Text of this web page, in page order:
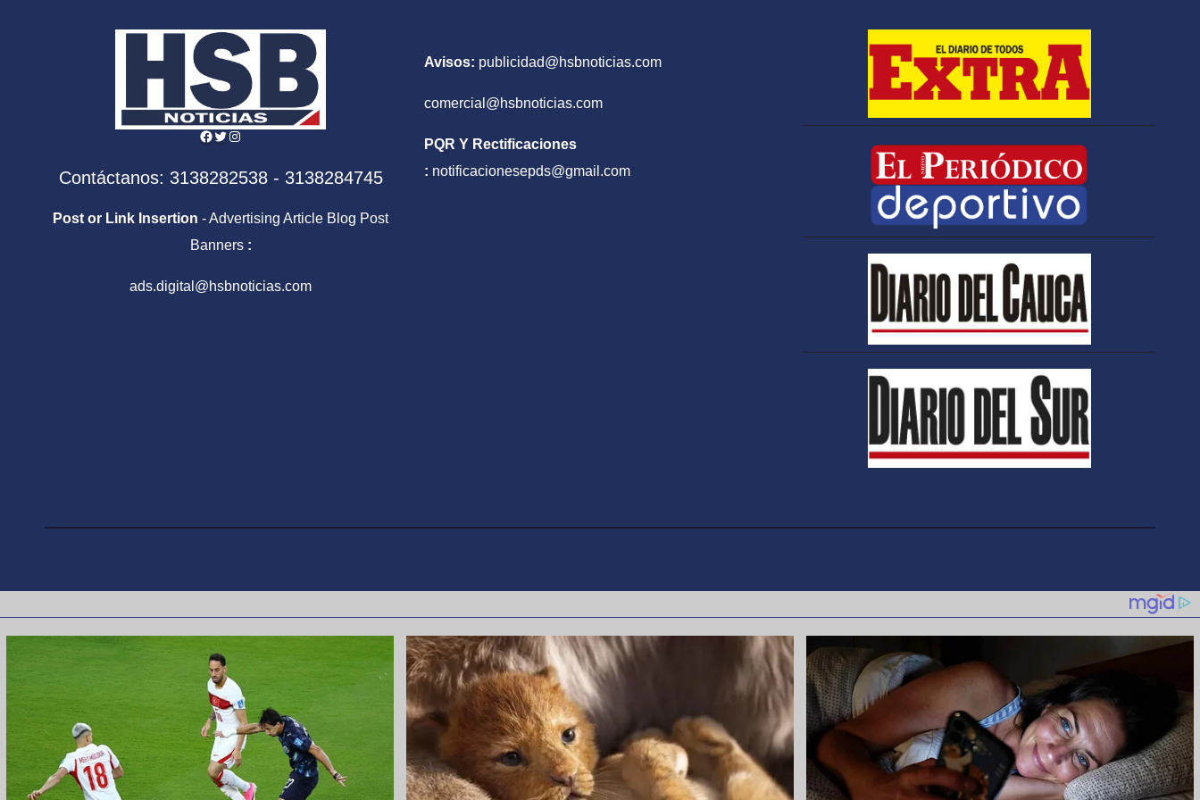
Facebook
Twitter
Instagram
Contáctanos: 3138282538 - 3138284745
Post or Link Insertion - Advertising Article Blog Post
Banners :
ads.digital@hsbnoticias.com
Avisos: publicidad@hsbnoticias.com
comercial@hsbnoticias.com
PQR Y Rectificaciones
: notificacionesepds@gmail.com